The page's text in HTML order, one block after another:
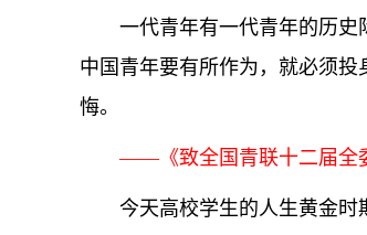
一代青年有一代青年的历
中国青年要有所作为，就必须
悔。
——《致全国青联十二届全
今天高校学生的人生黄金时